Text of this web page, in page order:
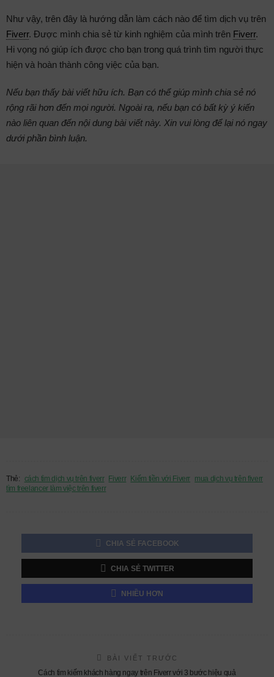
Như vậy, trên đây là hướng dẫn làm cách nào để tìm dịch vụ trên
Fiverr. Được mình chia sẻ từ kinh nghiệm của mình trên Fiverr.
Hi vọng nó giúp ích được cho bạn trong quá trình tìm người thực
hiện và hoàn thành công việc của bạn.
Nếu bạn thấy bài viết hữu ích. Bạn có thể giúp mình chia sẻ nó
rộng rãi hơn đến mọi người. Ngoài ra, nếu bạn có bất kỳ ý kiến
nào liên quan đến nội dung bài viết này. Xin vui lòng để lại nó ngay
dưới phần bình luận.
Thẻ: cách tìm dịch vụ trên fiverr Fiverr Kiếm tiền với Fiverr mua dịch vụ trên fiverr
tìm freelancer làm việc trên fiverr
CHIA SẺ FACEBOOK
CHIA SẺ TWITTER
NHIỀU HƠN
BÀI VIẾT TRƯỚC
Cách tìm kiếm khách hàng ngay trên Fiverr với 3 bước hiệu quả